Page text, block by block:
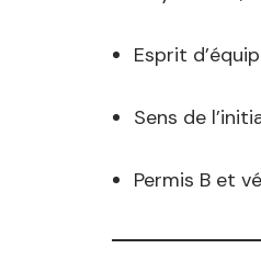
Esprit
Sens de
Permis B et